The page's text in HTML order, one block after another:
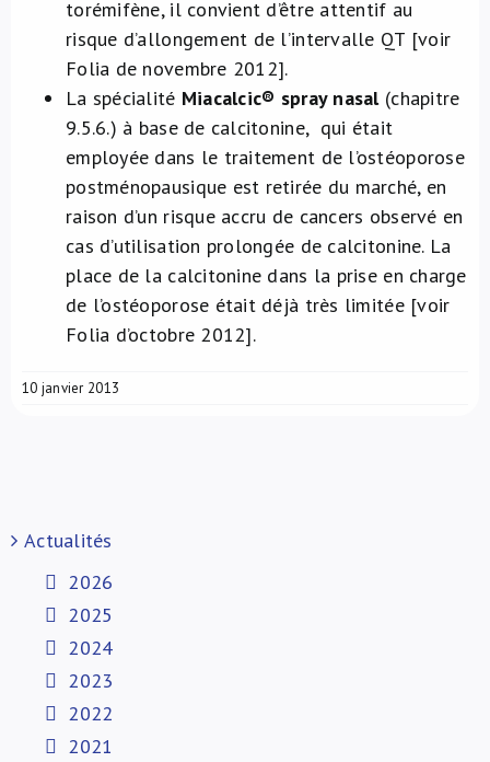
torémifène, il convient d’être attentif au
risque d’allongement de l’intervalle QT [voir
Folia de novembre 2012].
La spécialité Miacalcic® spray nasal (chapitre
9.5.6.) à base de calcitonine, qui était
employée dans le traitement de l’ostéoporose
postménopausique est retirée du marché, en
raison d’un risque accru de cancers observé en
cas d’utilisation prolongée de calcitonine. La
place de la calcitonine dans la prise en charge
de l’ostéoporose était déjà très limitée [voir
Folia d’octobre 2012].
10 janvier 2013
Actualités
2026
2025
2024
2023
2022
2021